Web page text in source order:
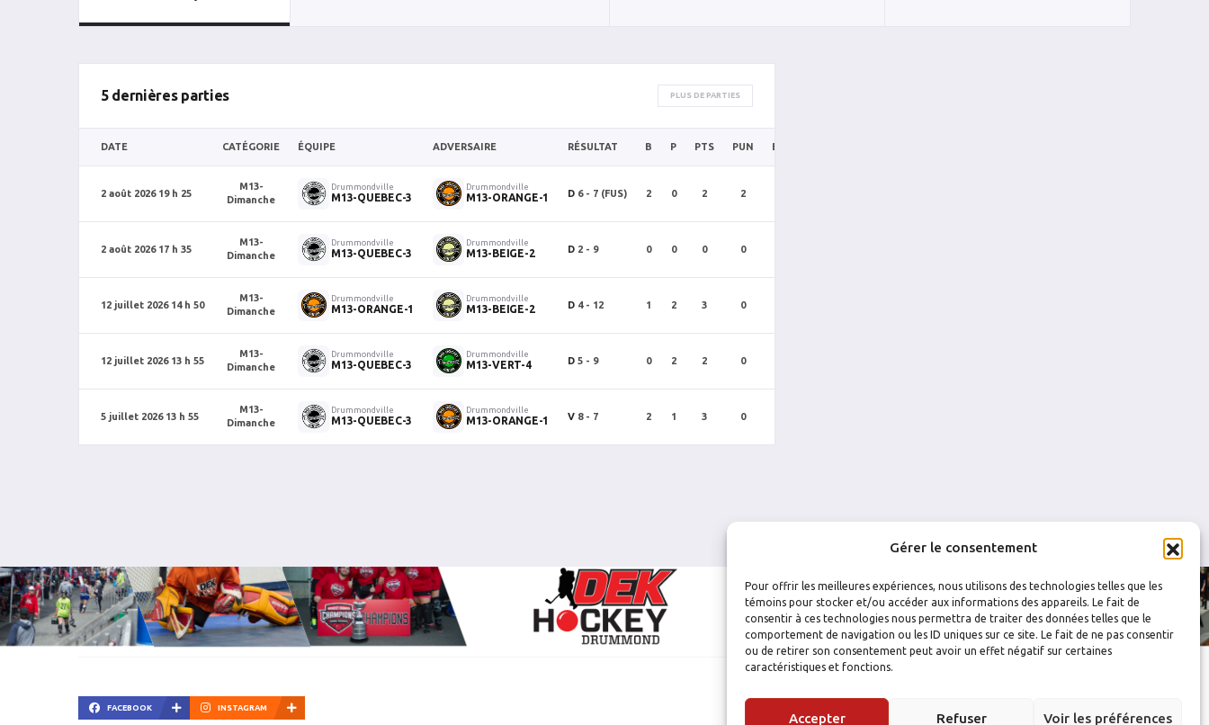
Gérer le consentement
Pour offrir les meilleures expériences, nous utilisons des technologies telles que les
témoins pour stocker et/ou accéder aux informations des appareils. Le fait de
consentir à ces technologies nous permettra de traiter des données telles que le
comportement de navigation ou les ID uniques sur ce site. Le fait de ne pas consentir
ou de retirer son consentement peut avoir un effet négatif sur certaines
caractéristiques et fonctions.
Accepter Refuser Voir les préférences
5 dernières parties PLUS DE PARTIES
DATE CATÉGORIE ÉQUIPE ADVERSAIRE RÉSULTAT B P PTS PUN BAN
2 août 2026 19 h 25
M13-
Dimanche
Drummondville
M13-QUEBEC-3
Drummondville
M13-ORANGE-1 D 6 - 7 (FUS) 2 0 2 2
2 août 2026 17 h 35
M13-
Dimanche
Drummondville
M13-QUEBEC-3
Drummondville
M13-BEIGE-2 D 2 - 9 0 0 0 0
12 juillet 2026 14 h 50
M13-
Dimanche
Drummondville
M13-ORANGE-1
Drummondville
M13-BEIGE-2 D 4 - 12 1 2 3 0
12 juillet 2026 13 h 55
M13-
Dimanche
Drummondville
M13-QUEBEC-3
Drummondville
M13-VERT-4 D 5 - 9 0 2 2 0
5 juillet 2026 13 h 55
M13-
Dimanche
Drummondville
M13-QUEBEC-3
Drummondville
M13-ORANGE-1 V 8 - 7 2 1 3 0
FACEBOOK INSTAGRAM